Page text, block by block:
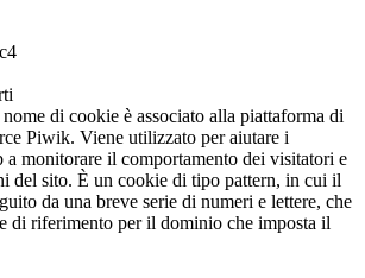
di cookie è associato alla piattaforma di
Piwik. Viene utilizzato per aiutare i
monitorare il comportamento dei visitatori e
del sito. È un cookie di tipo pattern, in cui il
da una breve serie di numeri e lettere, che
di riferimento per il dominio che imposta il